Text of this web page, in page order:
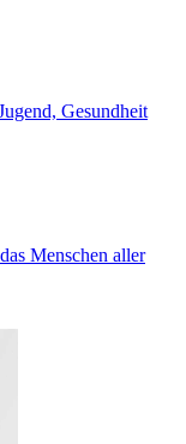
Gesundheit
Menschen aller